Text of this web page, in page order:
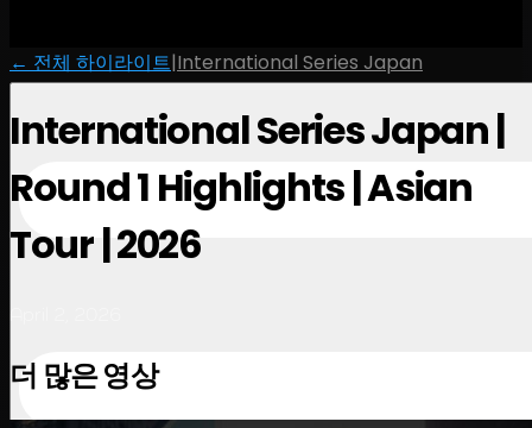
← 전체 하이라이트|International Series Japan
International Series Japan |
Round 1 Highlights | Asian
Tour | 2026
더 많은 영상